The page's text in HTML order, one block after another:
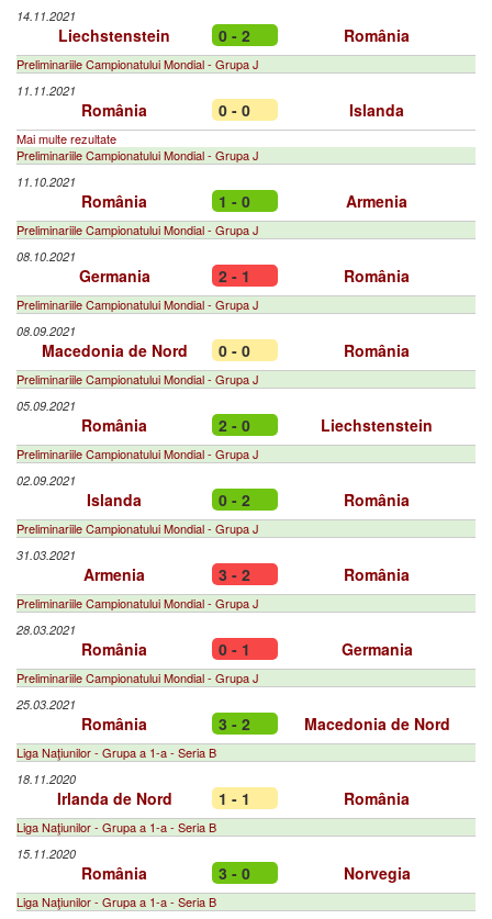
14.11.2021
Liechstenstein 0 - 2 România
Preliminariile Campionatului Mondial - Grupa J
11.11.2021
România 0 - 0 Islanda
Mai multe rezultate
Preliminariile Campionatului Mondial - Grupa J
11.10.2021
România 1 - 0 Armenia
Preliminariile Campionatului Mondial - Grupa J
08.10.2021
Germania 2 - 1 România
Preliminariile Campionatului Mondial - Grupa J
08.09.2021
Macedonia de Nord 0 - 0 România
Preliminariile Campionatului Mondial - Grupa J
05.09.2021
România 2 - 0 Liechstenstein
Preliminariile Campionatului Mondial - Grupa J
02.09.2021
Islanda 0 - 2 România
Preliminariile Campionatului Mondial - Grupa J
31.03.2021
Armenia 3 - 2 România
Preliminariile Campionatului Mondial - Grupa J
28.03.2021
România 0 - 1 Germania
Preliminariile Campionatului Mondial - Grupa J
25.03.2021
România 3 - 2 Macedonia de Nord
Liga Naţiunilor - Grupa a 1-a - Seria B
18.11.2020
Irlanda de Nord 1 - 1 România
Liga Naţiunilor - Grupa a 1-a - Seria B
15.11.2020
România 3 - 0 Norvegia
Liga Naţiunilor - Grupa a 1-a - Seria B